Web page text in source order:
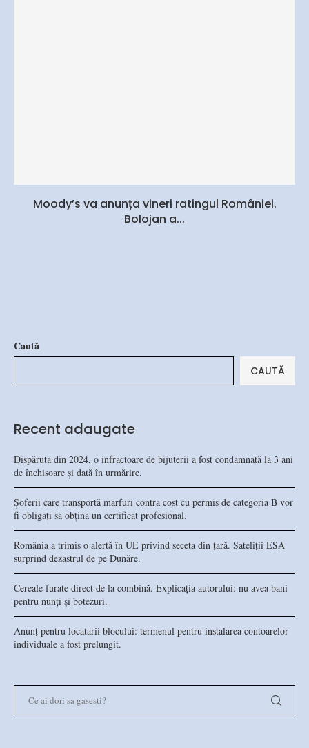
Moody’s va anunța vineri ratingul României.
Bolojan a...
Caută
CAUTĂ
Recent adaugate
Dispărută din 2024, o infractoare de bijuterii a fost condamnată la 3 ani
de închisoare și dată în urmărire.
Șoferii care transportă mărfuri contra cost cu permis de categoria B vor
fi obligați să obțină un certificat profesional.
România a trimis o alertă în UE privind seceta din țară. Sateliții ESA
surprind dezastrul de pe Dunăre.
Cereale furate direct de la combină. Explicația autorului: nu avea bani
pentru nunți și botezuri.
Anunț pentru locatarii blocului: termenul pentru instalarea contoarelor
individuale a fost prelungit.